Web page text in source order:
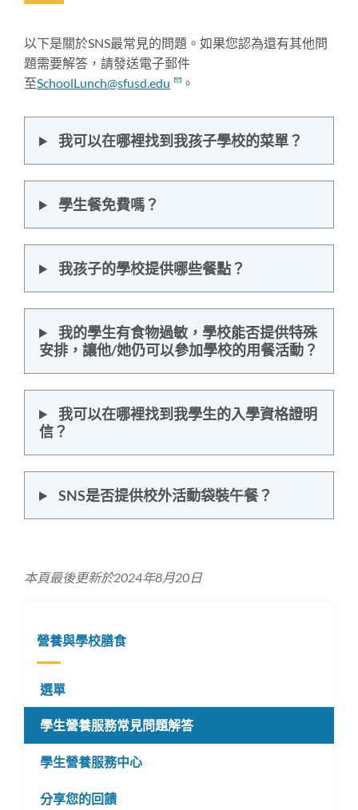
此
部
以下是關於SNS最常見的問題。如果您認為還有其他問
題需要解答，請發送電子郵件
至SchoolLunch@sfusd.edu 。
我可以在哪裡找到我孩子學校的菜單？
學生餐免費嗎？
我孩子的學校提供哪些餐點？
我的學生有食物過敏，學校能否提供特殊
安排，讓他/她仍可以參加學校的用餐活動？
我可以在哪裡找到我學生的入學資格證明
信？
SNS是否提供校外活動袋裝午餐？
本頁最後更新於2024年8月20日
營養與學校膳食
選單
學生營養服務常見問題解答
學生營養服務中心
分享您的回饋